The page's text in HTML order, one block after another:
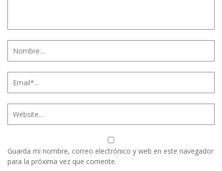
Guarda mi nombre, correo electrónico y web en este navegador
para la próxima vez que comente.